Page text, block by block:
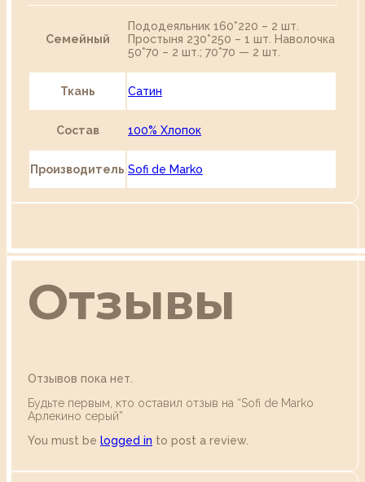
Семейный
Пододеяльник 160*220 – 2 шт.
Простыня 230*250 – 1 шт. Наволочка
50*70 – 2 шт.; 70*70 — 2 шт.
Ткань Сатин
Состав 100% Хлопок
Производитель Sofi de Marko
Отзывы
Отзывов пока нет.
Будьте первым, кто оставил отзыв на “Sofi de Marko
Арлекино серый”
You must be logged in to post a review.